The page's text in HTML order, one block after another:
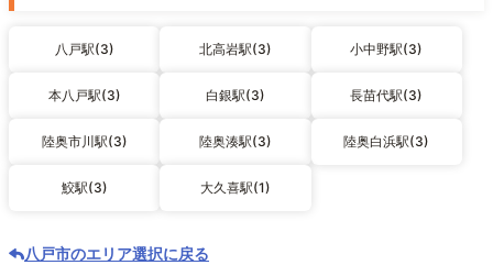
八戸駅(3) 北高岩駅(3) 小中野駅(3)
本八戸駅(3) 白銀駅(3) 長苗代駅(3)
陸奥市川駅(3) 陸奥湊駅(3) 陸奥白浜駅(3)
鮫駅(3) 大久喜駅(1)
八戸市のエリア選択に戻る